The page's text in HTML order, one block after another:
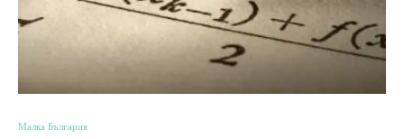
Малка България